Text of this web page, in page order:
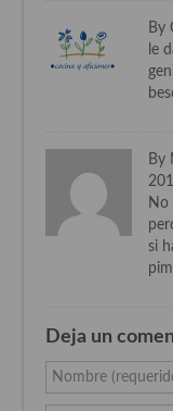
Cocina callejera
Cocina fusión
Cocina Aragonesa
Cocina Asturiana
Cocina Canaria
Cocina Castellana
By
le
By
No
si
Deja un
Nombre